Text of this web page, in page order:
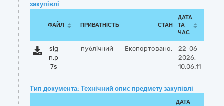
закупівлі
ФАЙЛ ПРИВАТНІСТЬ СТАН
ДАТА
ТА
ЧАС
sig
n.p
7s
публічний Експортовано:
22-06-
2026,
10:06:11
Тип документа: Технічний опис предмету закупівлі
ДАТА